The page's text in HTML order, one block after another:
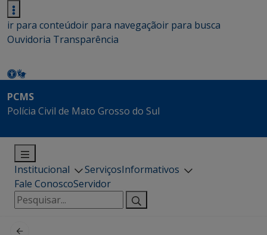
ir para conteúdoir para navegaçãoir para busca
Ouvidoria Transparência
PCMS
Polícia Civil de Mato Grosso do Sul
Institucional ServiçosInformativos
Fale ConoscoServidor
Pesquisar
por: